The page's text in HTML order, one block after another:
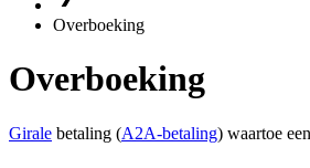
Overboeking
Overboeking
Girale betaling (A2A-betaling) waartoe